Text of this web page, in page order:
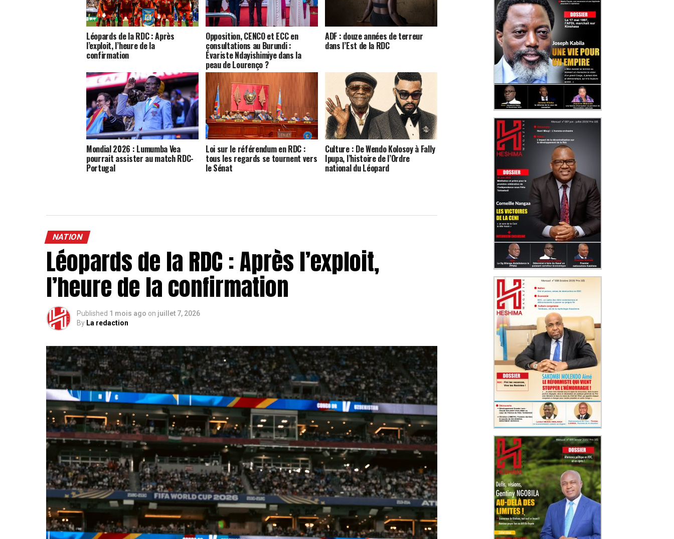
Léopards de la RDC : Après
l’exploit, l’heure de la
confirmation
Opposition, CENCO et ECC en
consultations au Burundi :
Évariste Ndayishimiye dans la
peau de Lourenço ?
ADF : douze années de terreur
dans l’Est de la RDC
Mondial 2026 : Lumumba Vea
pourrait assister au match RDC-
Portugal
Loi sur le référendum en RDC :
tous les regards se tournent vers
le Sénat
Culture : De Wendo Kolosoy à Fally
Ipupa, l’histoire de l’Ordre
national du Léopard
NATION
Léopards de la RDC : Après l’exploit,
l’heure de la confirmation
Published 1 mois ago on juillet 7, 2026
By La redaction